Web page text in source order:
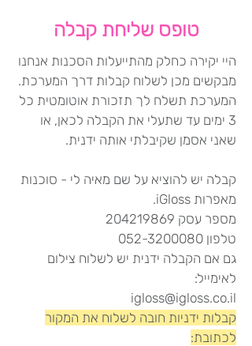
טופס שליחת קבלה
היי יקירה כחלק מהתייעלות הסכנות אנחנו
מבקשים מכן לשלוח קבלות דרך המערכת.
המערכת תשלח לך תזכורת אוטומטית כל
3 ימים עד שתעלי את הקבלה לכאן, או
שאני אסמן שקיבלתי אותה ידנית.
קבלה יש להוציא על שם מאיה לי - סוכנות
מאפרות iGloss.
מספר עסק 204219869
טלפון 052-3200080
גם אם הקבלה ידנית יש לשלוח צילום
לאימייל:
igloss@igloss.co.il
קבלות ידניות חובה לשלוח את המקור
לכתובת: